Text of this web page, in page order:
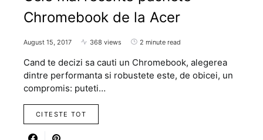
Chromebook de la Acer
August 15, 2017 368 views 2 minute read
Cand te decizi sa cauti un Chromebook, alegerea
dintre performanta si robustete este, de obicei, un
compromis: puteti…
CITESTE TOT